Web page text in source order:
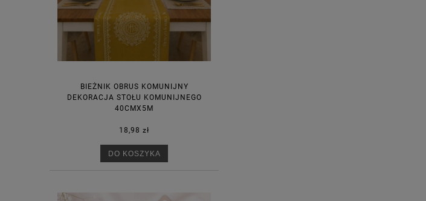
BIEŻNIK OBRUS KOMUNIJNY
DEKORACJA STOŁU KOMUNIJNEGO
40CMX5M
18,98 zł
DO KOSZYKA